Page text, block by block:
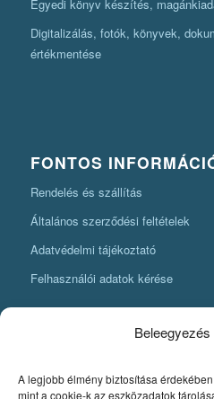
A legjobb élmény biztosítása
mint a cookie-k az eszközadatok
Egyedi könyv készítés,
Digitalizálás, fotók, könyvek,
értékmentése
FONTOS
Rendelés és szállítás
Általános szerződési feltételek
Adatvédelmi tájékoztató
Felhasználói adatok kérése
KÖNYVKÉSZÍTÉSI